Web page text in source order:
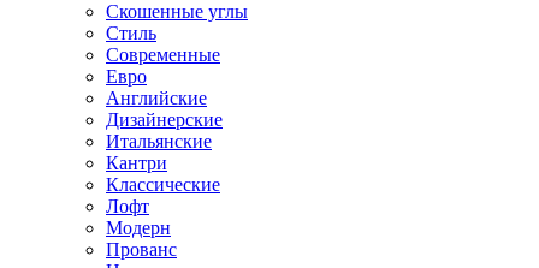
Скошенные углы
Стиль
Современные
Евро
Английские
Дизайнерские
Итальянские
Кантри
Классические
Лофт
Модерн
Прованс